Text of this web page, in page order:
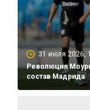
31 июля 2026,
Революция
состав Мадрида